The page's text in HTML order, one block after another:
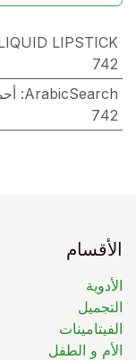
LIPSTICK
742
ArabicSearch
:
742
الأقسام
الأدوية
التجميل
الفيتامينات
الأم و الطفل